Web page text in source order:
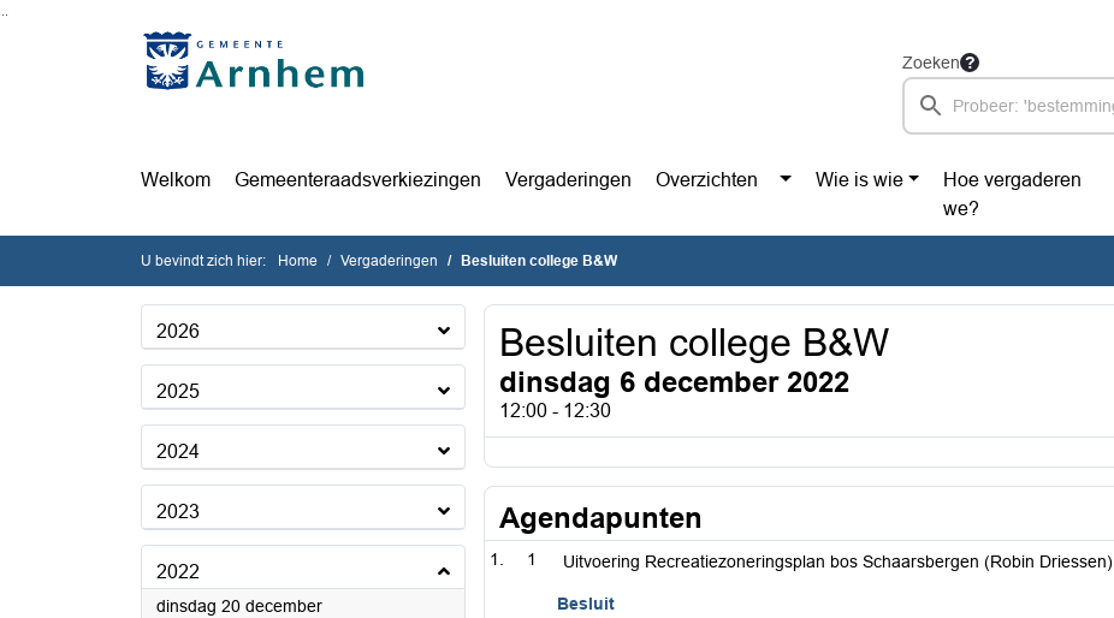
Ga naar de inhoud van deze pagina
Ga naar het zoeken
Ga naar het menu
Zoeken
Welkom Gemeenteraadsverkiezingen Vergaderingen Overzichten Wie is wie
Hoe vergaderen
we?
U bevindt zich hier: Home Vergaderingen Besluiten college B&W
2026
2025
2024
2023
2022
dinsdag 20 december2022
Besluiten college B&W
dinsdag 6 december 2022
12:00 - 12:30
Agendapunten
1 Uitvoering Recreatiezoneringsplan bos Schaarsbergen (Robin Driessen)
Besluit